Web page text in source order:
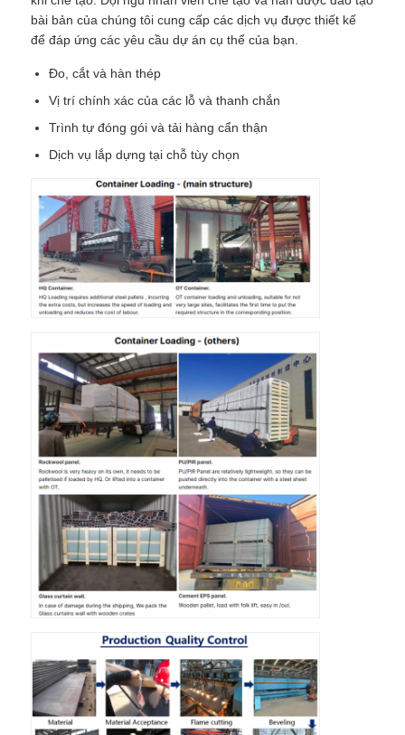
bài bản của chúng tôi cung cấp các dịch vụ được thiết kế
để đáp ứng các yêu cầu dự án cụ thể của bạn.
Đo, cắt và hàn thép
Vị trí chính xác của các lỗ và thanh chắn
Trình tự đóng gói và tải hàng cẩn thận
Dịch vụ lắp dựng tại chỗ tùy chọn